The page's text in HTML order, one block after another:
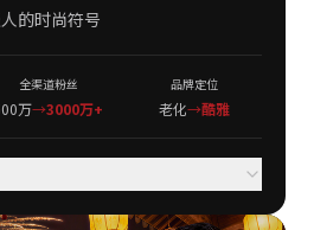
的时尚符号
全渠道粉丝
万→3000万+
品牌定位
老化→酷雅